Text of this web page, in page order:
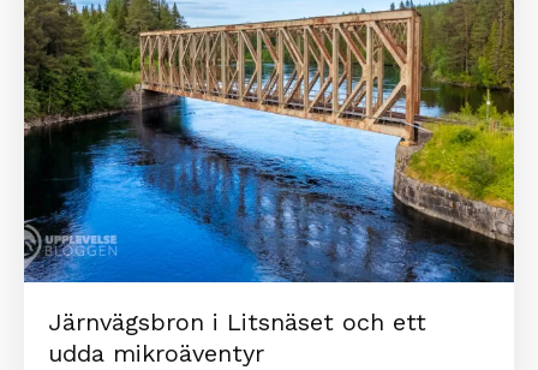
Järnvägsbron i Litsnäset och ett
udda mikroäventyr